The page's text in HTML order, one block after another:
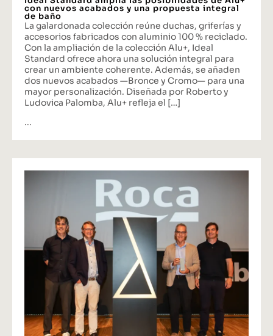
con nuevos acabados y una propuesta integral
de baño
La galardonada colección reúne duchas, griferías y
accesorios fabricados con aluminio 100 % reciclado.
Con la ampliación de la colección Alu+, Ideal
Standard ofrece ahora una solución integral para
crear un ambiente coherente. Además, se añaden
dos nuevos acabados —Bronce y Cromo— para una
mayor personalización. Diseñada por Roberto y
Ludovica Palomba, Alu+ refleja el […]
...